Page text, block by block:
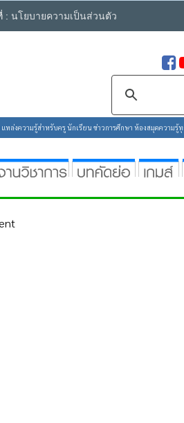
: นโยบายความเป็นส่วนตัว
หล่งความรู้สำหรับครู นักเรียน ข่าวการศึกษา ห้องสมุดความ